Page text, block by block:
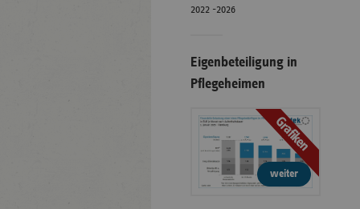
2022 -2026
Eigenbeteiligung in
Pflegeheimen
Grafiken
weiter